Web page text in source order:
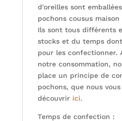
d'oreilles sont
pochons cousus
Ils sont tous différents
stocks et du temps
pour les confectionner.
notre consommation,
place un principe de
pochons, que nous
découvrir ici.
Temps de confection :